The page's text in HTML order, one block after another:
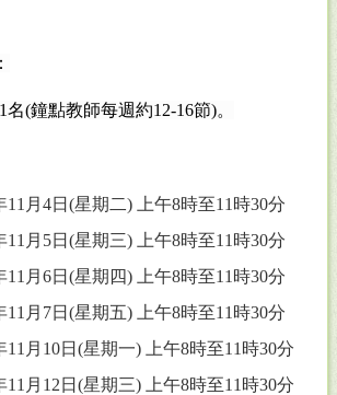
1名(鐘點教師每週約12-16節)。
11 月 4日 (星期二) 上午8時至11 時30分
11 月 5日 (星期三) 上午8時至11 時30分
11 月 6日 (星期四) 上午8時至11 時30分
11 月 7日 (星期五) 上午8時至11 時30分
11 月 10日 (星期一) 上午8時至11 時30分
11 月 12 日 (星期三) 上午8時至11 時30分